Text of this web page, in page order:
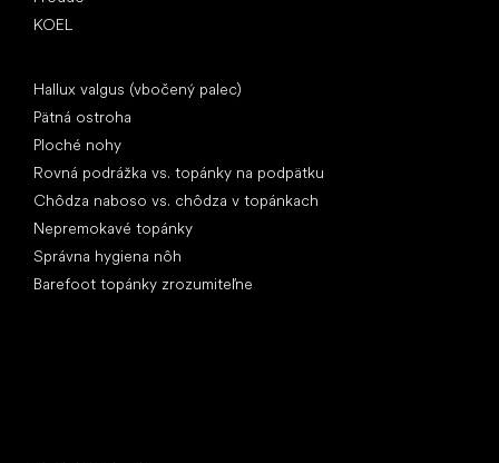
KOEL
Hallux valgus (vbočený palec)
Pätná ostroha
Ploché nohy
Rovná podrážka vs. topánky na podpätku
Chôdza naboso vs. chôdza v topánkach
Nepremokavé topánky
Správna hygiena nôh
Barefoot topánky zrozumiteľne